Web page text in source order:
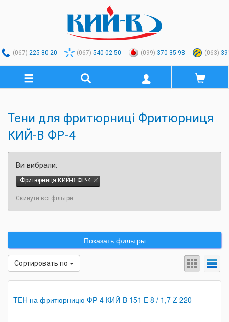
(067) 225-80-20 (067) 540-02-50 (099) 370-35-98 (063)
Показать фильтры
Сортировать по
ТЕН на фритюрницю ФР-4 КИЙ-В 151 Е 8 / 1,7 Z 220
Тени для фритюрниці Фритюрниця
КИЙ-В ФР-4
Ви вибрали:
Фритюрниця КИЙ-В ФР-4
Скинути всі фільтри